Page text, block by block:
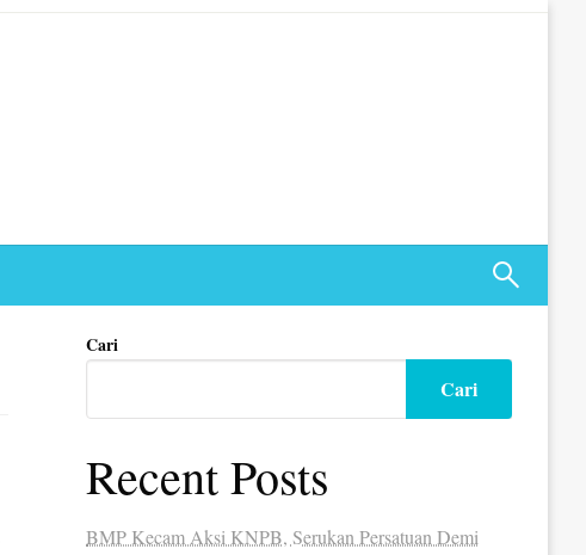
Cari
Cari
Recent Posts
BMP Kecam Aksi KNPB, Serukan Persatuan Demi